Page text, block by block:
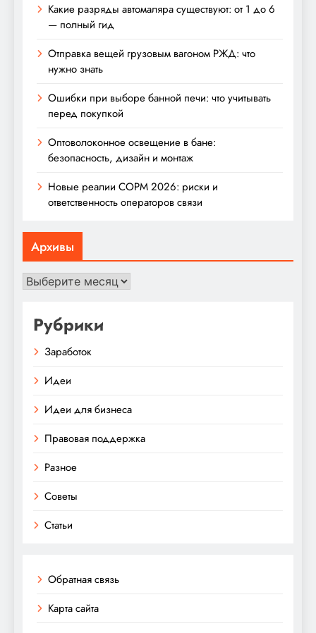
Какие разряды автомаляра существуют: от 1 до 6
— полный гид
Отправка вещей грузовым вагоном РЖД: что
нужно знать
Ошибки при выборе банной печи: что учитывать
перед покупкой
Оптоволоконное освещение в бане:
безопасность, дизайн и монтаж
Новые реалии СОРМ 2026: риски и
ответственность операторов связи
Архивы
Архивы
Рубрики
Заработок
Идеи
Идеи для бизнеса
Правовая поддержка
Разное
Советы
Статьи
Обратная связь
Карта сайта